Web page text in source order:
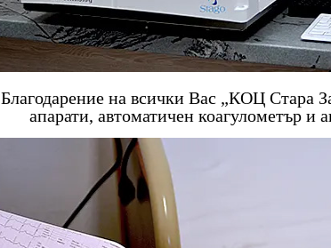
Благодарение на всички Вас „КОЦ Стара
апарати, автоматичен коагулометър и